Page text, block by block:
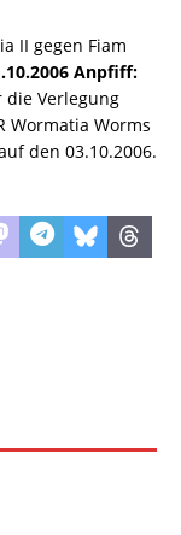
II gegen Fiam
Anpfiff:
Verlegung
Wormatia Worms
den 03.10.2006.